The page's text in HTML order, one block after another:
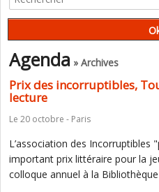
Agenda » Archives
Prix des incorruptibles,
lecture
Le 20 octobre - Paris
L’association des Incorruptibles
important prix littéraire pour la
colloque annuel à la